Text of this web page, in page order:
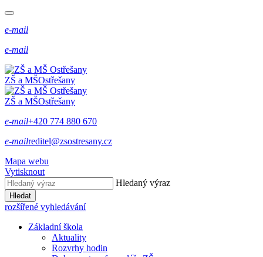
e-mail
e-mail
ZŠ a MŠOstřešany
ZŠ a MŠOstřešany
e-mail+420 774 880 670
e-mailreditel@zsostresany.cz
Mapa webu
Vytisknout
Hledaný výraz
Hledat
rozšířené vyhledávání
Základní škola
Aktuality
Rozvrhy hodin